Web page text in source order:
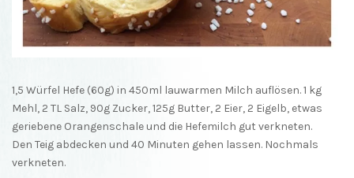
1,5 Würfel Hefe (60g) in 450ml lauwarmen Milch auflösen. 1 kg
Mehl, 2 TL Salz, 90g Zucker, 125g Butter, 2 Eier, 2 Eigelb, etwas
geriebene Orangenschale und die Hefemilch gut verkneten.
Den Teig abdecken und 40 Minuten gehen lassen. Nochmals
verkneten.